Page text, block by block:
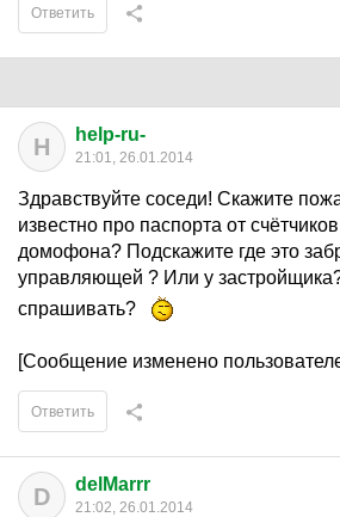
Ответить
H help-ru-
21:01, 26.01.2014
Здравствуйте соседи! Скажите
известно про паспорта от
домофона? Подскажите где это
управляющей ? Или у
спрашивать?
[Сообщение изменено
Ответить
D delMarrr
21:02, 26.01.2014